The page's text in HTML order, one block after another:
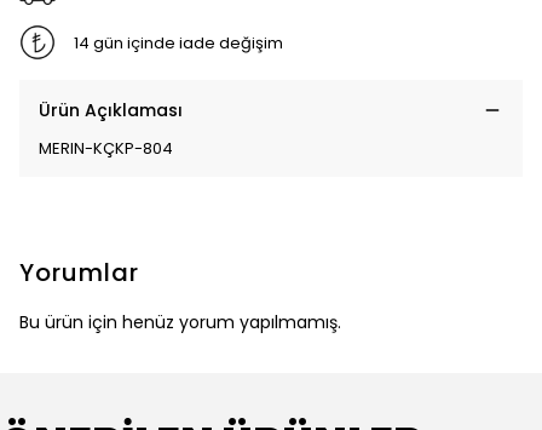
14 gün içinde iade değişim
Ürün Açıklaması
MERIN-KÇKP-804
Yorumlar
Bu ürün için henüz yorum yapılmamış.